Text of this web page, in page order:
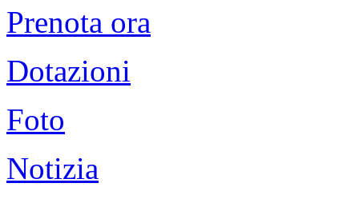
Prenota ora
Dotazioni
Foto
Notizia